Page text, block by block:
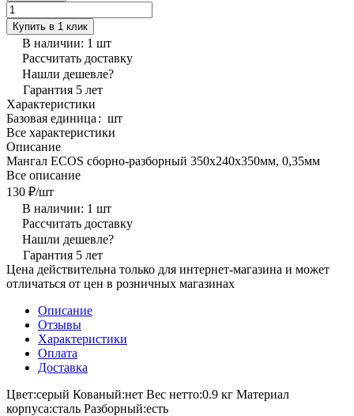
Купить в 1 клик
В наличии: 1 шт
Рассчитать доставку
Нашли дешевле?
Гарантия 5 лет
Характеристики
Базовая единица : шт
Все характеристики
Описание
Мангал ECOS сборно-разборный 350х240х350мм, 0,35мм
Все описание
130 ₽/шт
В наличии: 1 шт
Рассчитать доставку
Нашли дешевле?
Гарантия 5 лет
Цена действительна только для интернет-магазина и может
отличаться от цен в розничных магазинах
Описание
Отзывы
Характеристики
Оплата
Доставка
Цвет:серый Кованый:нет Вес нетто:0.9 кг Материал
корпуса:сталь Разборный:есть